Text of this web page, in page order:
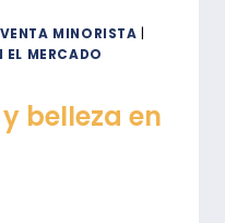
MINORISTA
EL MERCADO
belleza en